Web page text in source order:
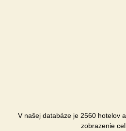
V našej databáze je 2560 hotelov
zobrazenie